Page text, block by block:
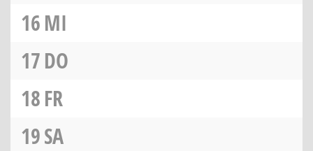
16MI
17DO
18FR
19SA